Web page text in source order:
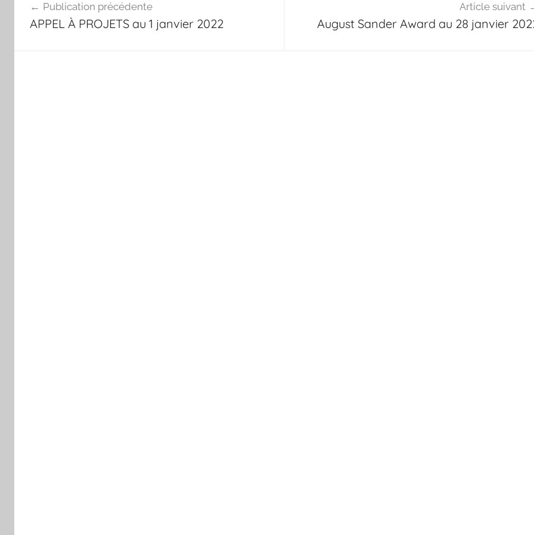
de
Publication précédente
APPEL À PROJETS au 1 janvier 2022
Article suivant
August Sander Award au 28 janvier